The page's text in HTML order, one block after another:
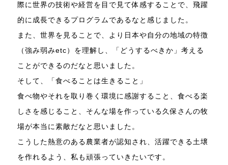
際に世界の技術や経営を目で見て体感することで、飛躍
的に成長できるプログラムであるなと感じました。
また、世界を見ることで、より日本や自分の地域の特徴
（強み弱みetc）を理解し、「どうするべきか」考える
ことができるのだなと思いました。
そして、「食べることは生きること」
食べ物やそれを取り巻く環境に感謝すること、食べる楽
しさを感じること、そんな場を作っている久保さんの牧
場が本当に素敵だなと思いました。
こうした熱意のある農業者が認知され、活躍できる土壌
を作れるよう、私も頑張っていきたいです。